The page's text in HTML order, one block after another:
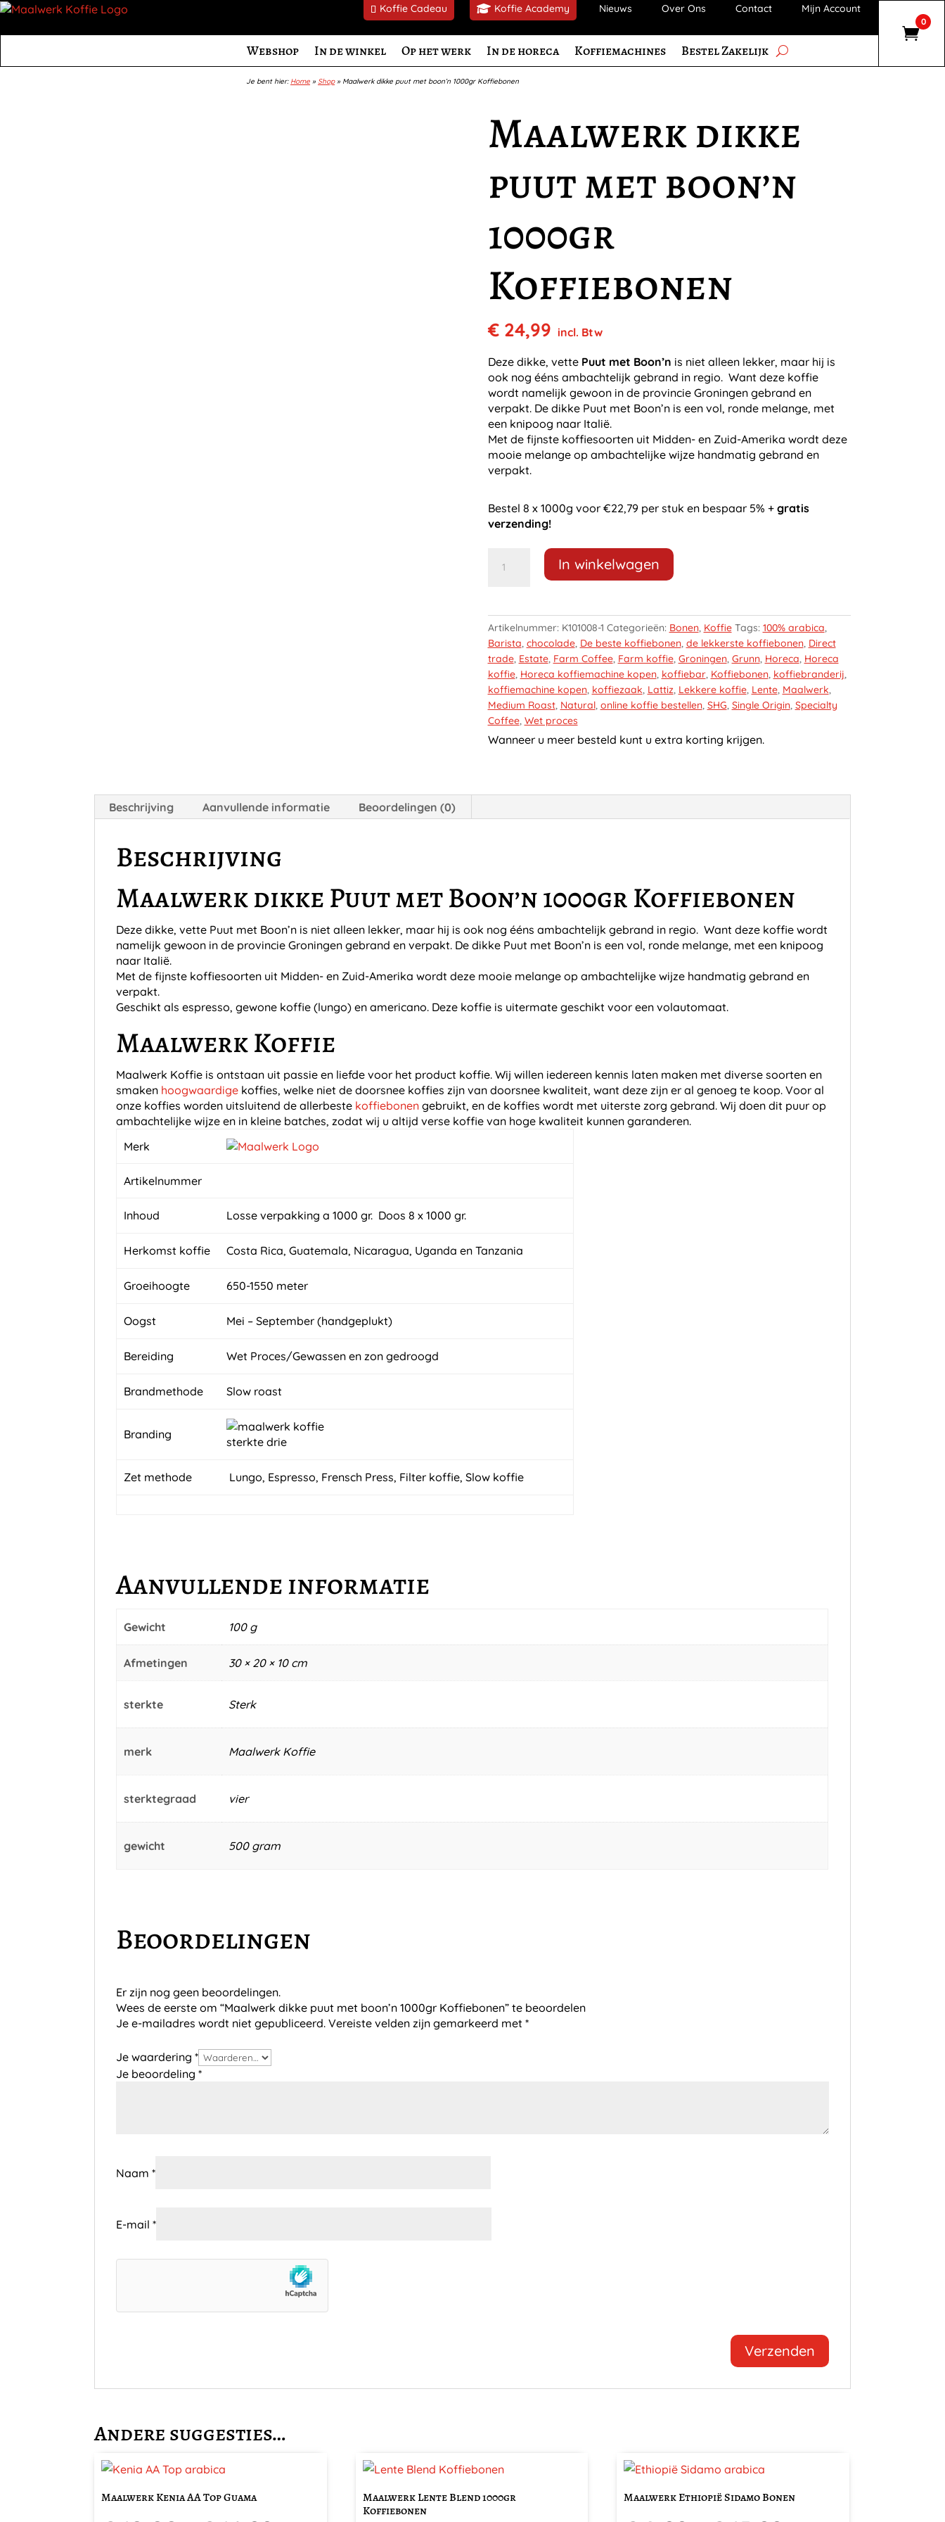
Koffie Cadeau Koffie Academy Nieuws Over Ons Contact Mijn Account
0
Webshop In de winkel Op het werk In de horeca Koffiemachines Bestel Zakelijk
Je bent hier: Home » Shop» Maalwerk dikke puut met boon’n 1000gr Koffiebonen
Maalwerk dikke
puut met boon’n
1000gr
Koffiebonen
€24,99 incl. Btw
Deze dikke, vette Puut met Boon’n is niet alleen lekker, maar hij is
ook nog ééns ambachtelijk gebrand in regio. Want deze koffie
wordt namelijk gewoon in de provincie Groningen gebrand en
verpakt. De dikke Puut met Boon’n is een vol, ronde melange, met
een knipoog naar Italië.
Met de fijnste koffiesoorten uit Midden- en Zuid-Amerika wordt deze
mooie melange op ambachtelijke wijze handmatig gebrand en
verpakt.
Bestel 8 x 1000g voor €22,79 per stuk en bespaar 5% + gratis
verzending!
dikke
boon'n
1000gr
Koffiebonen
aantal
In winkelwagen
Artikelnummer: K101008-1 Categorieën: Bonen, Koffie Tags: 100% arabica,
Barista, chocolade, De beste koffiebonen, de lekkerste koffiebonen, Direct
trade, Estate, Farm Coffee, Farm koffie, Groningen, Grunn, Horeca, Horeca
koffie, Horeca koffiemachine kopen, koffiebar, Koffiebonen, koffiebranderij,
koffiemachine kopen, koffiezaak, Lattiz, Lekkere koffie, Lente, Maalwerk,
Medium Roast, Natural, online koffie bestellen, SHG, Single Origin, Specialty
Coffee, Wet proces
Wanneer u meer besteld kunt u extra korting krijgen.
Beschrijving Aanvullende informatie Beoordelingen (0)
Beschrijving
Maalwerk dikke Puut met Boon’n 1000gr Koffiebonen
Deze dikke, vette Puut met Boon’n is niet alleen lekker, maar hij is ook nog ééns ambachtelijk gebrand in regio. Want deze koffie wordt
namelijk gewoon in de provincie Groningen gebrand en verpakt. De dikke Puut met Boon’n is een vol, ronde melange, met een knipoog
naar Italië.
Met de fijnste koffiesoorten uit Midden- en Zuid-Amerika wordt deze mooie melange op ambachtelijke wijze handmatig gebrand en
verpakt.
Geschikt als espresso, gewone koffie (lungo) en americano. Deze koffie is uitermate geschikt voor een volautomaat.
Maalwerk Koffie
Maalwerk Koffie is ontstaan uit passie en liefde voor het product koffie. Wij willen iedereen kennis laten maken met diverse soorten en
smaken hoogwaardige koffies, welke niet de doorsnee koffies zijn van doorsnee kwaliteit, want deze zijn er al genoeg te koop. Voor al
onze koffies worden uitsluitend de allerbeste koffiebonen gebruikt, en de koffies wordt met uiterste zorg gebrand. Wij doen dit puur op
ambachtelijke wijze en in kleine batches, zodat wij u altijd verse koffie van hoge kwaliteit kunnen garanderen.
Merk
Artikelnummer
Inhoud Losse verpakking a 1000 gr. Doos 8 x 1000 gr.
Herkomst koffie Costa Rica, Guatemala, Nicaragua, Uganda en Tanzania
Groeihoogte 650-1550 meter
Oogst Mei – September (handgeplukt)
Bereiding Wet Proces/Gewassen en zon gedroogd
Brandmethode Slow roast
Branding
Zet methode Lungo, Espresso, Frensch Press, Filter koffie, Slow koffie
Aanvullende informatie
Gewicht 100 g
Afmetingen 30 × 20 × 10 cm
sterkte Sterk
merk Maalwerk Koffie
sterktegraad vier
gewicht 500 gram
Beoordelingen
Er zijn nog geen beoordelingen.
Wees de eerste om “Maalwerk dikke puut met boon’n 1000gr Koffiebonen” te beoordelen
Je e-mailadres wordt niet gepubliceerd. Vereiste velden zijn gemarkeerd met*
Je waardering*
Je beoordeling*
Naam*
E-mail*
Andere suggesties…
Maalwerk Kenia AA Top Guama
Dit
Maalwerk Lente Blend 1000gr
Koffiebonen
Maalwerk Ethiopië Sidamo Bonen
Dit